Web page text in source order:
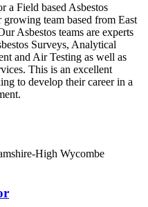
a Field based Asbestos
team based from East
Asbestos teams are experts
Surveys, Analytical
and Air Testing as well as
This is an excellent
to develop their career in a
High Wycombe